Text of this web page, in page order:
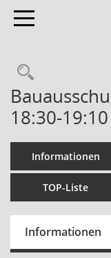
Toggle navigation
18:30-
Informationen
TOP-Liste
Informationen